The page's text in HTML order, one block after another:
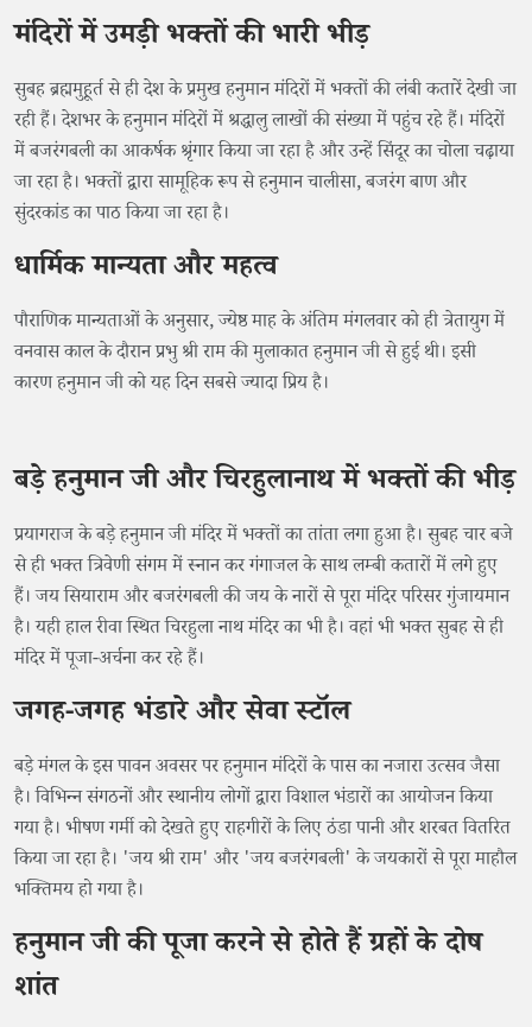
मंदिरों में उमड़ी भक्तों की भारी भीड़
सुबह ब्रह्ममुहूर्त से ही देश के प्रमुख हनुमान मंदिरों में भक्तों की लंबी कतारें देखी जा
रही हैं। देशभर के हनुमान मंदिरों में श्रद्धालु लाखों की संख्या में पहुंच रहे हैं। मंदिरों
में बजरंगबली का आकर्षक श्रृंगार किया जा रहा है और उन्हें सिंदूर का चोला चढ़ाया
जा रहा है। भक्तों द्वारा सामूहिक रूप से हनुमान चालीसा, बजरंग बाण और
सुंदरकांड का पाठ किया जा रहा है।
धार्मिक मान्यता और महत्व
पौराणिक मान्यताओं के अनुसार, ज्येष्ठ माह के अंतिम मंगलवार को ही त्रेतायुग में
वनवास काल के दौरान प्रभु श्री राम की मुलाकात हनुमान जी से हुई थी। इसी
कारण हनुमान जी को यह दिन सबसे ज्यादा प्रिय है।
बड़े हनुमान जी और चिरहुलानाथ में भक्तों की भीड़
प्रयागराज के बड़े हनुमान जी मंदिर में भक्तों का तांता लगा हुआ है। सुबह चार बजे
से ही भक्त त्रिवेणी संगम में स्नान कर गंगाजल के साथ लम्बी कतारों में लगे हुए
हैं। जय सियाराम और बजरंगबली की जय के नारों से पूरा मंदिर परिसर गुंजायमान
है। यही हाल रीवा स्थित चिरहुला नाथ मंदिर का भी है। वहां भी भक्त सुबह से ही
मंदिर में पूजा-अर्चना कर रहे हैं।
जगह-जगह भंडारे और सेवा स्टॉल
बड़े मंगल के इस पावन अवसर पर हनुमान मंदिरों के पास का नजारा उत्सव जैसा
है। विभिन्न संगठनों और स्थानीय लोगों द्वारा विशाल भंडारों का आयोजन किया
गया है। भीषण गर्मी को देखते हुए राहगीरों के लिए ठंडा पानी और शरबत वितरित
किया जा रहा है। 'जय श्री राम' और 'जय बजरंगबली' के जयकारों से पूरा माहौल
भक्तिमय हो गया है।
हनुमान जी की पूजा करने से होते हैं ग्रहों के दोष
शांत